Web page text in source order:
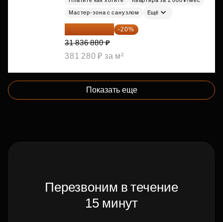
Мастер-зона с санузлом Ещё
25 469 504 ₽ -20%
31 836 880 ₽
381 280 ₽ за м²
Показать еще
Перезвоним в течение
15 минут